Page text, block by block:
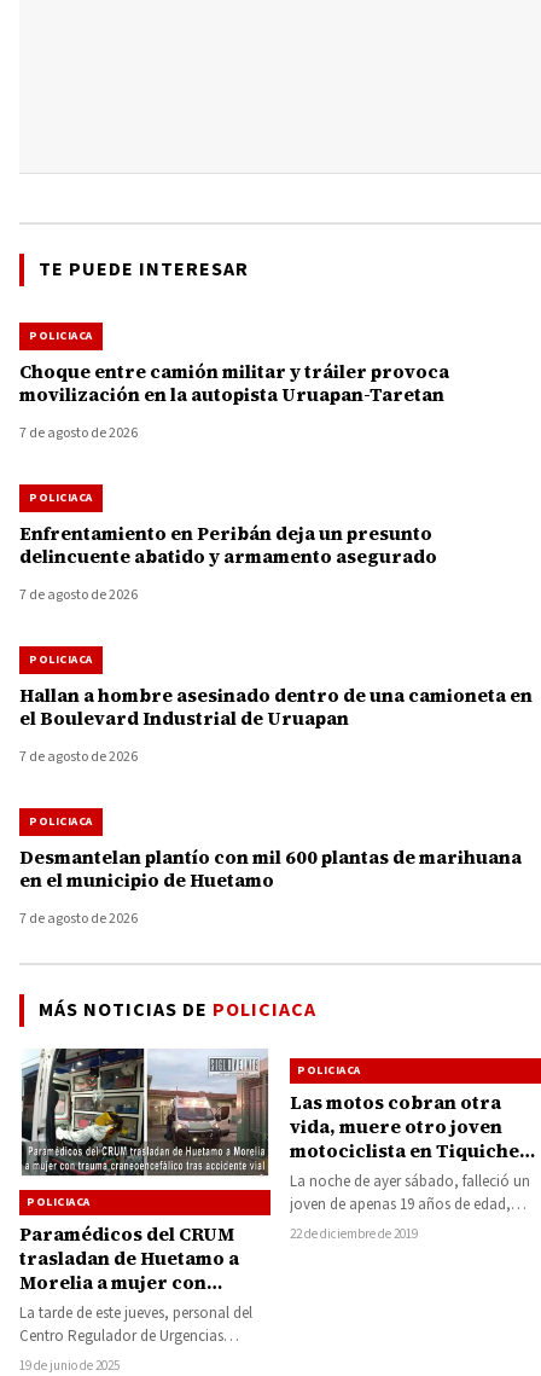
TE PUEDE INTERESAR
POLICIACA
Choque entre camión militar y tráiler provoca
movilización en la autopista Uruapan-Taretan
7 de agosto de 2026
POLICIACA
Enfrentamiento en Peribán deja un presunto
delincuente abatido y armamento asegurado
7 de agosto de 2026
POLICIACA
Hallan a hombre asesinado dentro de una camioneta en
el Boulevard Industrial de Uruapan
7 de agosto de 2026
POLICIACA
Desmantelan plantío con mil 600 plantas de marihuana
en el municipio de Huetamo
7 de agosto de 2026
MÁS NOTICIAS DE POLICIACA
POLICIACA
Paramédicos del CRUM
trasladan de Huetamo a
Morelia a mujer con
trauma craneoencefálico
tras accidente vial
La tarde de este jueves, personal del
Centro Regulador de Urgencias
Médicas (CRUM) en Huetamo realizó
19 de junio de 2025
POLICIACA
Las motos cobran otra
vida, muere otro joven
motociclista en Tiquicheo,
tampoco llevaba casco
La noche de ayer sábado, falleció un
joven de apenas 19 años de edad,
cuando abordo de su…
22 de diciembre de 2019